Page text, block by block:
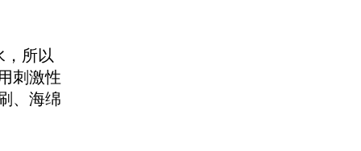
所以
刺激性
、海绵